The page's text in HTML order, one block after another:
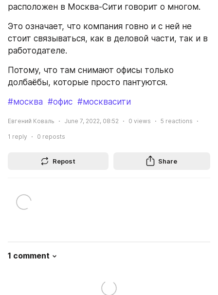
расположен в Москва-Сити говорит о многом.
Это означает, что компания говно и с ней не
стоит связываться, как в деловой части, так и в
работодателе.
Потому, что там снимают офисы только
долбаёбы, которые просто пантуются.
#москва #офис #москвасити
Евгений Коваль June 7, 2022, 08:52 0 views 5 reactions
1 reply 0 reposts
Repost Share
1 comment